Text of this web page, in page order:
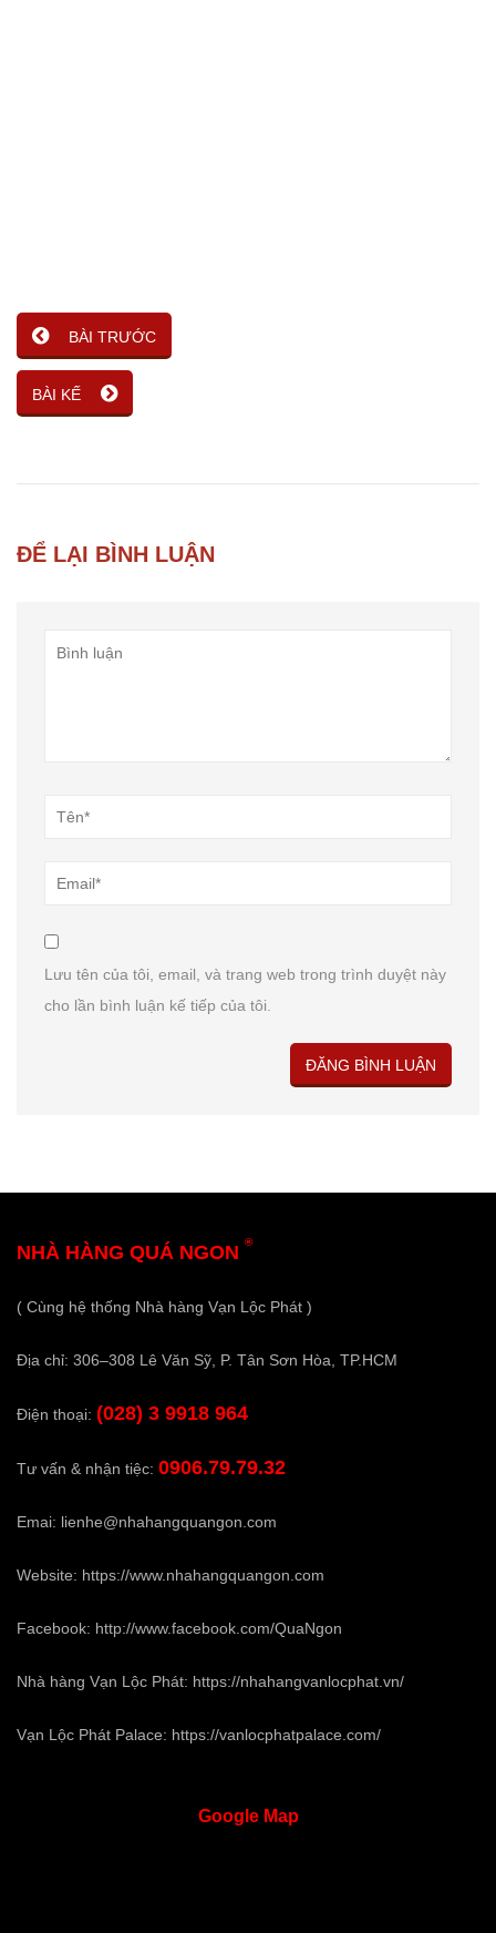
BÀI TRƯỚC
BÀI KẾ
ĐỂ LẠI BÌNH LUẬN
Lưu tên của tôi, email, và trang web trong trình duyệt này
cho lần bình luận kế tiếp của tôi.
NHÀ HÀNG QUÁ NGON ®
( Cùng hệ thống Nhà hàng Vạn Lộc Phát )
Địa chỉ: 306–308 Lê Văn Sỹ, P. Tân Sơn Hòa, TP.HCM
Điện thoại: (028) 3 9918 964
Tư vấn & nhận tiệc: 0906.79.79.32
Emai: lienhe@nhahangquangon.com
Website: https://www.nhahangquangon.com
Facebook: http://www.facebook.com/QuaNgon
Nhà hàng Vạn Lộc Phát: https://nhahangvanlocphat.vn/
Vạn Lộc Phát Palace: https://vanlocphatpalace.com/
GoogleMap